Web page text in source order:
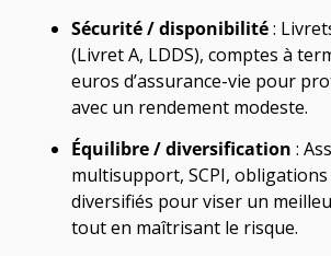
Sécurité / disponibilité:
(Livret A, LDDS), comptes à
euros d’assurance-vie pour
avec un rendement modeste.
Équilibre / diversification :
multisupport, SCPI,
diversifiés pour viser un
tout en maîtrisant le risque.